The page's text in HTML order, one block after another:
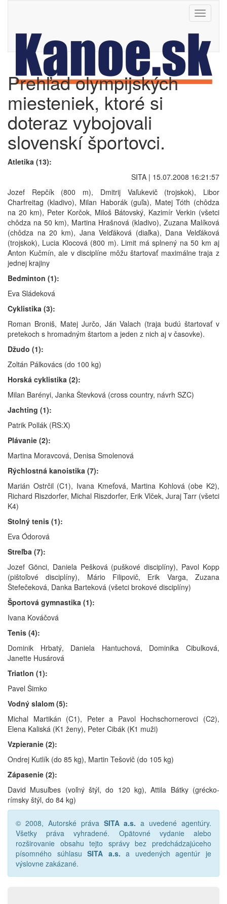
Toggle
Prehľad olympijských
miesteniek, ktoré si
doteraz vybojovali
slovenskí športovci.
Atletika (13):
SITA | 15.07.2008 16:21:57
Jozef Repčík (800 m), Dmitrij Vaľukevič (trojskok), Libor
Charfreitag (kladivo), Milan Haborák (guľa), Matej Tóth (chôdza
na 20 km), Peter Korčok, Miloš Bátovský, Kazimír Verkin (všetci
chôdza na 50 km), Martina Hrašnová (kladivo), Zuzana Malíková
(chôdza na 20 km), Jana Velďáková (diaľka), Dana Velďáková
(trojskok), Lucia Klocová (800 m). Limit má splnený na 50 km aj
Anton Kučmín, ale v disciplíne môžu štartovať maximálne traja z
jednej krajiny
Bedminton (1):
Eva Sládeková
Cyklistika (3):
Roman Broniš, Matej Jurčo, Ján Valach (traja budú štartovať v
pretekoch s hromadným štartom a jeden z nich aj v časovke).
Džudo (1):
Zoltán Pálkovács (do 100 kg)
Horská cyklistika (2):
Milan Barényi, Janka Števková (cross country, návrh SZC)
Jachting (1):
Patrik Pollák (RS:X)
Plávanie (2):
Martina Moravcová, Denisa Smolenová
Rýchlostná kanoistika (7):
Marián Ostrčil (C1), Ivana Kmeťová, Martina Kohlová (obe K2),
Richard Riszdorfer, Michal Riszdorfer, Erik Vlček, Juraj Tarr (všetci
K4)
Stolný tenis (1):
Eva Ódorová
Streľba (7):
Jozef Gönci, Daniela Pešková (puškové disciplíny), Pavol Kopp
(pištoľové disciplíny), Mário Filipovič, Erik Varga, Zuzana
Štefečeková, Danka Barteková (všetci brokové disciplíny)
Športová gymnastika (1):
Ivana Kováčová
Tenis (4):
Dominik Hrbatý, Daniela Hantuchová, Dominika Cibulková,
Janette Husárová
Triatlon (1):
Pavel Šimko
Vodný slalom (5):
Michal Martikán (C1), Peter a Pavol Hochschornerovci (C2),
Elena Kaliská (K1 ženy), Peter Cibák (K1 muži)
Vzpieranie (2):
Ondrej Kutlík (do 85 kg), Martin Tešovič (do 105 kg)
Zápasenie (2):
David Musuľbes (voľný štýl, do 120 kg), Attila Bátky (grécko-
rímsky štýl, do 84 kg)
© 2008, Autorské práva SITA a.s. a uvedené agentúry.
Všetky práva vyhradené. Opätovné vydanie alebo
rozširovanie obsahu tejto správy bez predchádzajúceho
písomného súhlasuSITA a.s. a uvedených agentúr je
výslovne zakázané.